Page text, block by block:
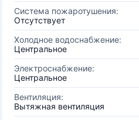
Система пожаротушения:
Отсутствует
Холодное водоснабжение:
Центральное
Электроснабжение:
Центральное
Вентиляция:
Вытяжная вентиляция